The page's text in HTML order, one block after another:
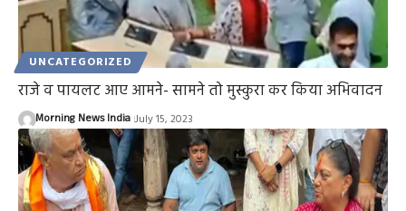
UNCATEGORIZED
राजे व पायलट आए आमने- सामने तो मुस्कुरा कर किया अभिवादन
Morning News India July 15, 2023